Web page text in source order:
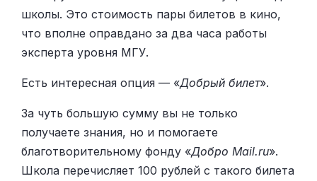
школы. Это стоимость пары билетов в кино,
что вполне оправдано за два часа работы
эксперта уровня МГУ.
Есть интересная опция — «Добрый билет».
За чуть большую сумму вы не только
получаете знания, но и помогаете
благотворительному фонду «Добро Mail.ru».
Школа перечисляет 100 рублей с такого билета